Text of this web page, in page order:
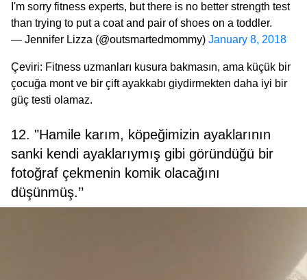
I'm sorry fitness experts, but there is no better strength test
than trying to put a coat and pair of shoes on a toddler.
— Jennifer Lizza (@outsmartedmommy) January 8, 2018
Çeviri: Fitness uzmanları kusura bakmasın, ama küçük bir
çocuğa mont ve bir çift ayakkabı giydirmekten daha iyi bir
güç testi olamaz.
12. "Hamile karım, köpeğimizin ayaklarının
sanki kendi ayaklarıymış gibi göründüğü bir
fotoğraf çekmenin komik olacağını
düşünmüş.’’